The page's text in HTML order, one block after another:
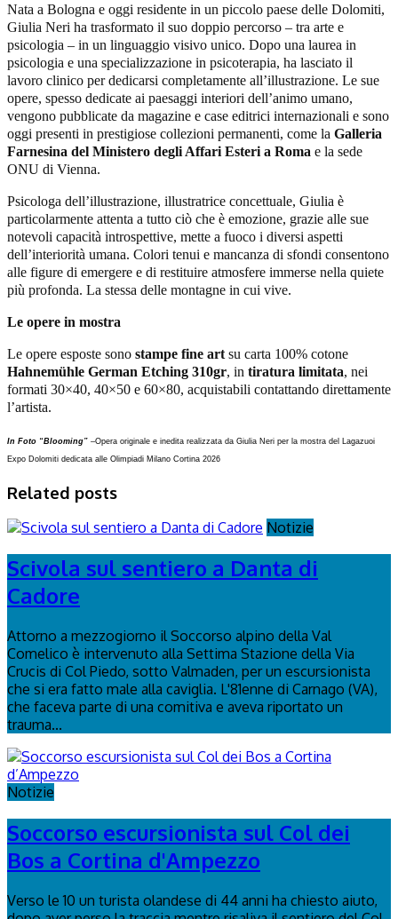
Nata a Bologna e oggi residente in un piccolo paese delle Dolomiti,
Giulia Neri ha trasformato il suo doppio percorso – tra arte e
psicologia – in un linguaggio visivo unico. Dopo una laurea in
psicologia e una specializzazione in psicoterapia, ha lasciato il
lavoro clinico per dedicarsi completamente all’illustrazione. Le sue
opere, spesso dedicate ai paesaggi interiori dell’animo umano,
vengono pubblicate da magazine e case editrici internazionali e sono
oggi presenti in prestigiose collezioni permanenti, come la Galleria
Farnesina del Ministero degli Affari Esteri a Roma e la sede
ONU di Vienna.
Psicologa dell’illustrazione, illustratrice concettuale, Giulia è
particolarmente attenta a tutto ciò che è emozione, grazie alle sue
notevoli capacità introspettive, mette a fuoco i diversi aspetti
dell’interiorità umana. Colori tenui e mancanza di sfondi consentono
alle figure di emergere e di restituire atmosfere immerse nella quiete
più profonda. La stessa delle montagne in cui vive.
Le opere in mostra
Le opere esposte sono stampe fine art su carta 100% cotone
Hahnemühle German Etching 310gr, in tiratura limitata, nei
formati 30×40, 40×50 e 60×80, acquistabili contattando direttamente
l’artista.
In Foto “Blooming” –Opera originale e inedita realizzata da Giulia Neri per la mostra del Lagazuoi
Expo Dolomiti dedicata alle Olimpiadi Milano Cortina 2026
Related posts
Notizie
Scivola sul sentiero a Danta di
Cadore
Attorno a mezzogiorno il Soccorso alpino della Val
Comelico è intervenuto alla Settima Stazione della Via
Crucis di Col Piedo, sotto Valmaden, per un escursionista
che si era fatto male alla caviglia. L'81enne di Carnago (VA),
che faceva parte di una comitiva e aveva riportato un
trauma...
Notizie
Soccorso escursionista sul Col dei
Bos a Cortina d'Ampezzo
Verso le 10 un turista olandese di 44 anni ha chiesto aiuto,